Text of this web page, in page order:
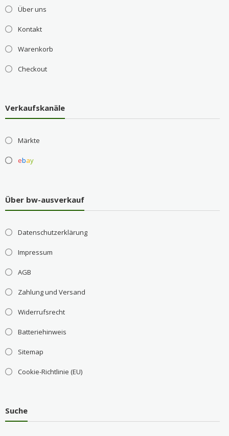
Über uns
Kontakt
Warenkorb
Checkout
Verkaufskanäle
Märkte
ebay
Über bw-ausverkauf
Datenschutzerklärung
Impressum
AGB
Zahlung und Versand
Widerrufsrecht
Batteriehinweis
Sitemap
Cookie-Richtlinie (EU)
Suche